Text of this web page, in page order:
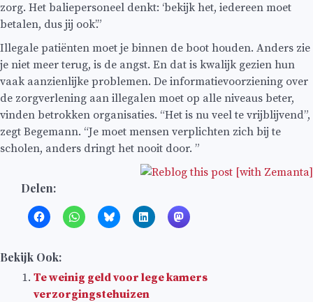
zorg. Het baliepersoneel denkt: ‘bekijk het, iedereen moet
betalen, dus jij ook’.”
Illegale patiënten moet je binnen de boot houden. Anders zie
je niet meer terug, is de angst. En dat is kwalijk gezien hun
vaak aanzienlijke problemen. De informatievoorziening over
de zorgverlening aan illegalen moet op alle niveaus beter,
vinden betrokken organisaties. “Het is nu veel te vrijblijvend”,
zegt Begemann. “Je moet mensen verplichten zich bij te
scholen, anders dringt het nooit door. ”
Delen:
Bekijk Ook:
Te weinig geld voor lege kamers
verzorgingstehuizen